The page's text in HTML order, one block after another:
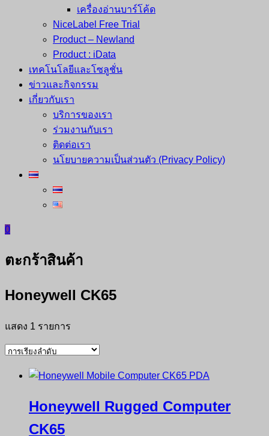
เครื่องอ่านบาร์โค้ด
NiceLabel Free Trial
Product – Newland
Product : iData
เทคโนโลยีและโซลูชั่น
ข่าวและกิจกรรม
เกี่ยวกับเรา
บริการของเรา
ร่วมงานกับเรา
ติดต่อเรา
นโยบายความเป็นส่วนตัว (Privacy Policy)
0
ตะกร้าสินค้า
Honeywell CK65
แสดง 1 รายการ
Honeywell Rugged Computer
CK65